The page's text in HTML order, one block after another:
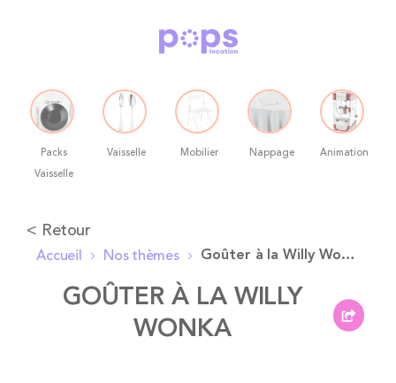
Packs
Vaisselle
Vaisselle Mobilier Nappage Animation
Allez
contenu
< Retour
Accueil Nos thèmes Goûter à la Willy Wonka
GOÛTER À LA WILLY
WONKA